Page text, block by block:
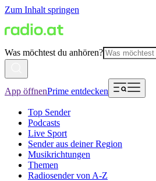
Zum Inhalt springen
Was möchtest du anhören?
App öffnenPrime entdecken
Top Sender
Podcasts
Live Sport
Sender aus deiner Region
Musikrichtungen
Themen
Radiosender von A-Z